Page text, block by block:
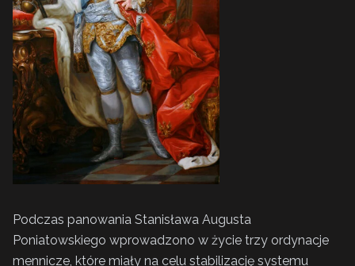
Podczas panowania Stanisława Augusta
Poniatowskiego wprowadzono w życie trzy ordynacje
mennicze, które miały na celu stabilizację systemu